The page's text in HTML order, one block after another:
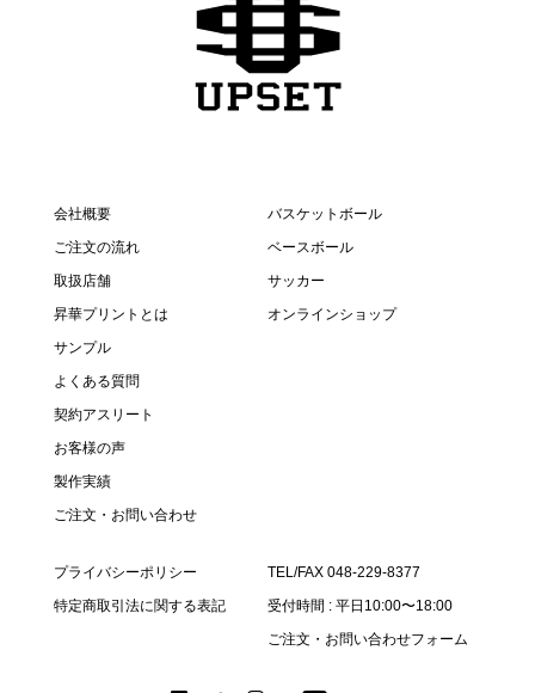
会社概要
ご注文の流れ
取扱店舗
昇華プリントとは
サンプル
よくある質問
契約アスリート
お客様の声
製作実績
ご注文・お問い合わせ
バスケットボール
ベースボール
サッカー
オンラインショップ
プライバシーポリシー
特定商取引法に関する表記
TEL/FAX 048-229-8377
受付時間 : 平日10:00〜18:00
ご注文・お問い合わせフォーム